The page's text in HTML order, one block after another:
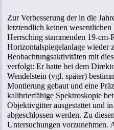
Zur Verbesserung der in die
letztendlich keinen
Herrsching stammenden 19-cm-
Horizontalspiegelanlage wieder
Beobachtungsaktivitäten mit
verfolgt: Er hatte bei dem
Wendelstein (vgl. später)
Montierung gebaut und eine
kalibrierfähige Spektroskopie
Objektivgitter ausgestattet und
abgeschlossen werden. Zu
Untersuchungen vorzunehmen.